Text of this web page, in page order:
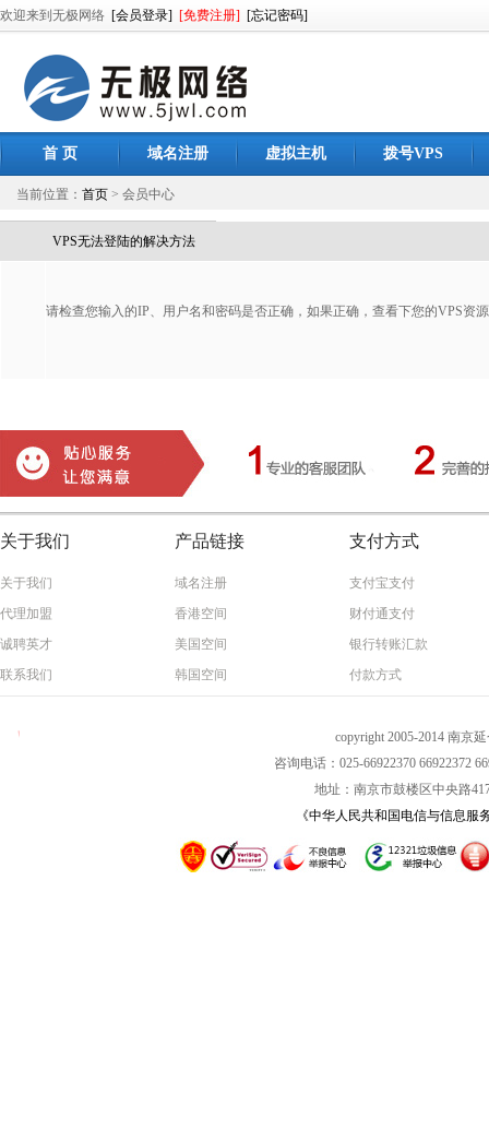
欢迎来到无极网络 [会员登录] [免费注册] [忘记密码]
首 页 域名注册 虚拟主机 拨号VPS
当前位置： 首页 > 会员中心
VPS无法登陆的解决方法
请检查您输入的IP、用户名和密码是否正确，如果正确，查看下您的VPS
关于我们
关于我们
代理加盟
诚聘英才
联系我们
产品链接
域名注册
香港空间
美国空间
韩国空间
支付方式
支付宝支付
财付通支付
银行转账汇款
付款方式
copyright 2005-2014 南京
咨询电话：025-66922370 66922372
地址：南京市鼓楼区中央路
《中华人民共和国电信与信息服